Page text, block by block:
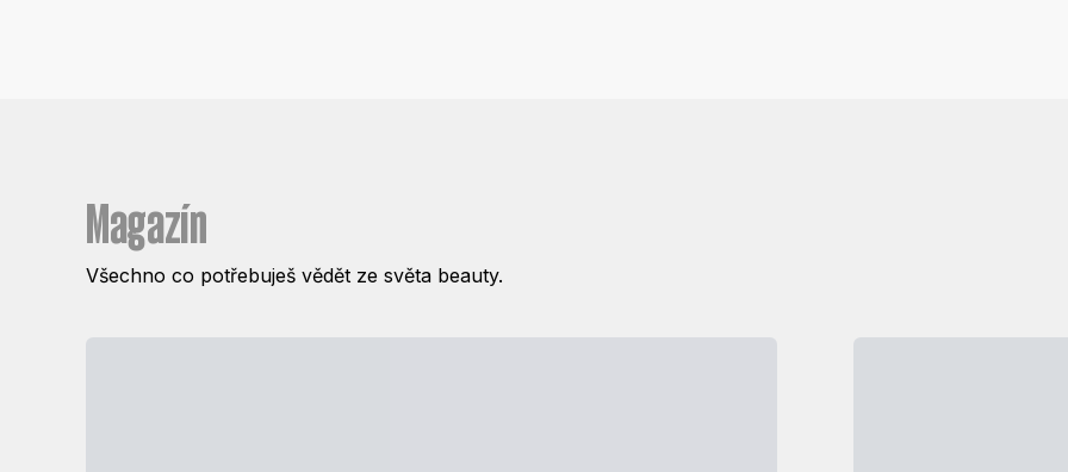
Magazín
Všechno co potřebuješ vědět ze světa beauty.